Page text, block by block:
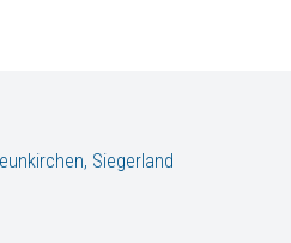
sicher und setzen diese
die notwendige Unterstützung,
Siegerland